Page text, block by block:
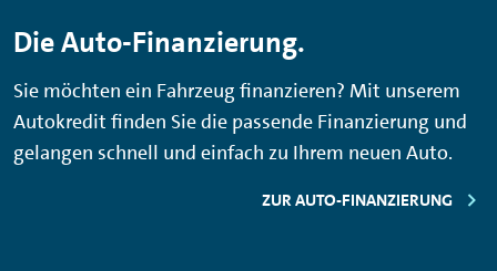
Die Auto-Finanzierung.
Sie möchten ein Fahrzeug finanzieren? Mit unserem
Autokredit finden Sie die passende Finanzierung und
gelangen schnell und einfach zu Ihrem neuen Auto.
ZUR AUTO-FINANZIERUNG